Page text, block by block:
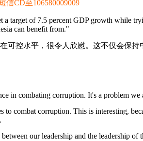
信CD至106580009009
a target of 7.5 percent GDP growth while
can benefit from."
可控水平，很令人欣慰。这不仅会保
in combating corruption. It's a problem
to combat corruption. This is interesting,
our leadership and the leadership